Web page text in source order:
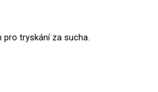
pro tryskání za sucha.